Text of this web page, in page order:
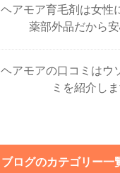
ヘアモア育毛剤は女性
薬部外品だから安
ヘアモアの口コミはウ
ミを紹介しま
ブログのカテゴリー一